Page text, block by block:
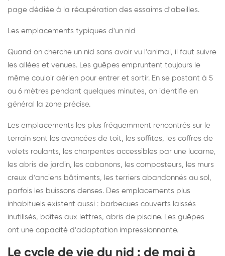
page dédiée à la récupération des essaims d'abeilles.
Les emplacements typiques d'un nid
Quand on cherche un nid sans avoir vu l'animal, il faut suivre
les allées et venues. Les guêpes empruntent toujours le
même couloir aérien pour entrer et sortir. En se postant à 5
ou 6 mètres pendant quelques minutes, on identifie en
général la zone précise.
Les emplacements les plus fréquemment rencontrés sur le
terrain sont les avancées de toit, les soffites, les coffres de
volets roulants, les charpentes accessibles par une lucarne,
les abris de jardin, les cabanons, les composteurs, les murs
creux d'anciens bâtiments, les terriers abandonnés au sol,
parfois les buissons denses. Des emplacements plus
inhabituels existent aussi : barbecues couverts laissés
inutilisés, boîtes aux lettres, abris de piscine. Les guêpes
ont une capacité d'adaptation impressionnante.
Le cycle de vie du nid : de mai à